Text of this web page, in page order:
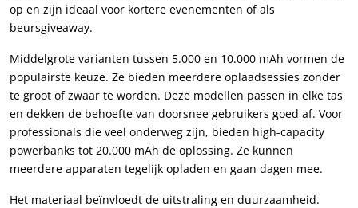
op en zijn ideaal voor kortere evenementen of als
beursgiveaway.
Middelgrote varianten tussen 5.000 en 10.000 mAh vormen de
populairste keuze. Ze bieden meerdere oplaadsessies zonder
te groot of zwaar te worden. Deze modellen passen in elke tas
en dekken de behoefte van doorsnee gebruikers goed af. Voor
professionals die veel onderweg zijn, bieden high-capacity
powerbanks tot 20.000 mAh de oplossing. Ze kunnen
meerdere apparaten tegelijk opladen en gaan dagen mee.
Het materiaal beïnvloedt de uitstraling en duurzaamheid.